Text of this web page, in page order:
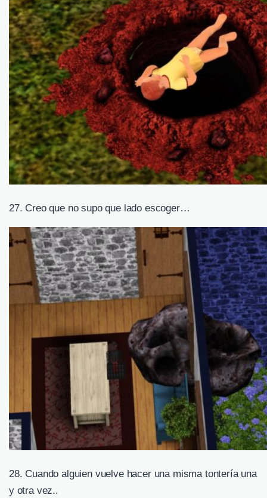
27. Creo que no supo que lado escoger…
28. Cuando alguien vuelve hacer una misma tontería una
y otra vez..